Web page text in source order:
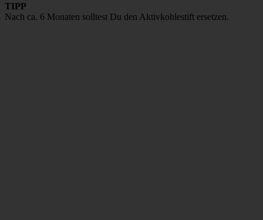
TIPP
Nach ca. 6 Monaten solltest Du den Aktivkohlestift ersetzen.